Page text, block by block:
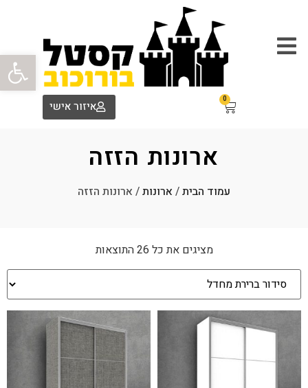
פתח
0
איזור אישי
ארונות הזזה
עמוד הבית/ ארונות/ ארונות הזזה
מציגים את כל ⁦26⁩ התוצאות